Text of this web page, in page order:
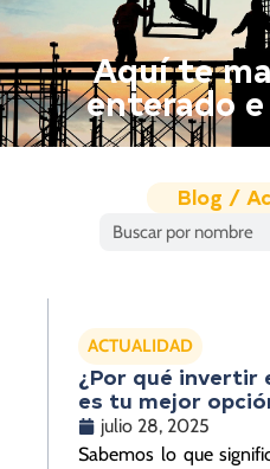
Aquí te
enterado
Blog /
ACTUALIDAD
¿Por qué invertir
es tu mejor
julio 28, 2025
Sabemos lo que